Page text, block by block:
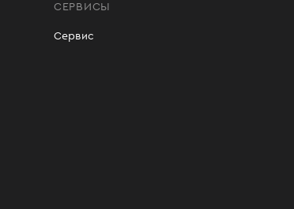
СЕРВИСЫ
Сервис